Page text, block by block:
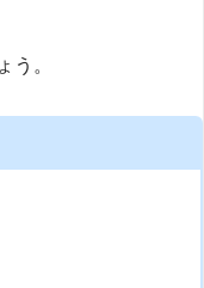
う。